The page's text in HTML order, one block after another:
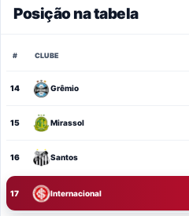
Posição na tabela
# CLUBE
14 Grêmio
15 Mirassol
16 Santos
17 Internacional